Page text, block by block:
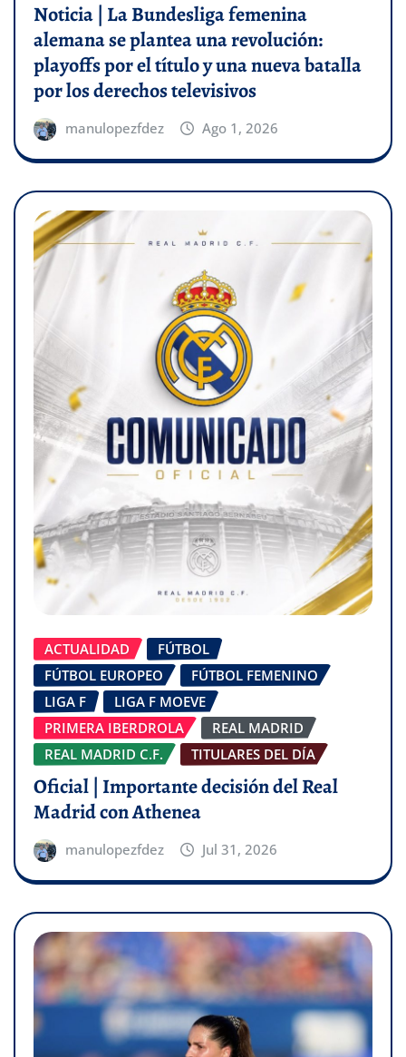
Noticia | La Bundesliga femenina
alemana se plantea una revolución:
playoffs por el título y una nueva batalla
por los derechos televisivos
manulopezfdez Ago 1, 2026
ACTUALIDAD
FÚTBOL
FÚTBOL EUROPEO
FÚTBOL FEMENINO
LIGA F
LIGA F MOEVE
PRIMERA IBERDROLA
REAL MADRID
REAL MADRID C.F.
TITULARES DEL DÍA
Oficial | Importante decisión del Real
Madrid con Athenea
manulopezfdez Jul 31, 2026